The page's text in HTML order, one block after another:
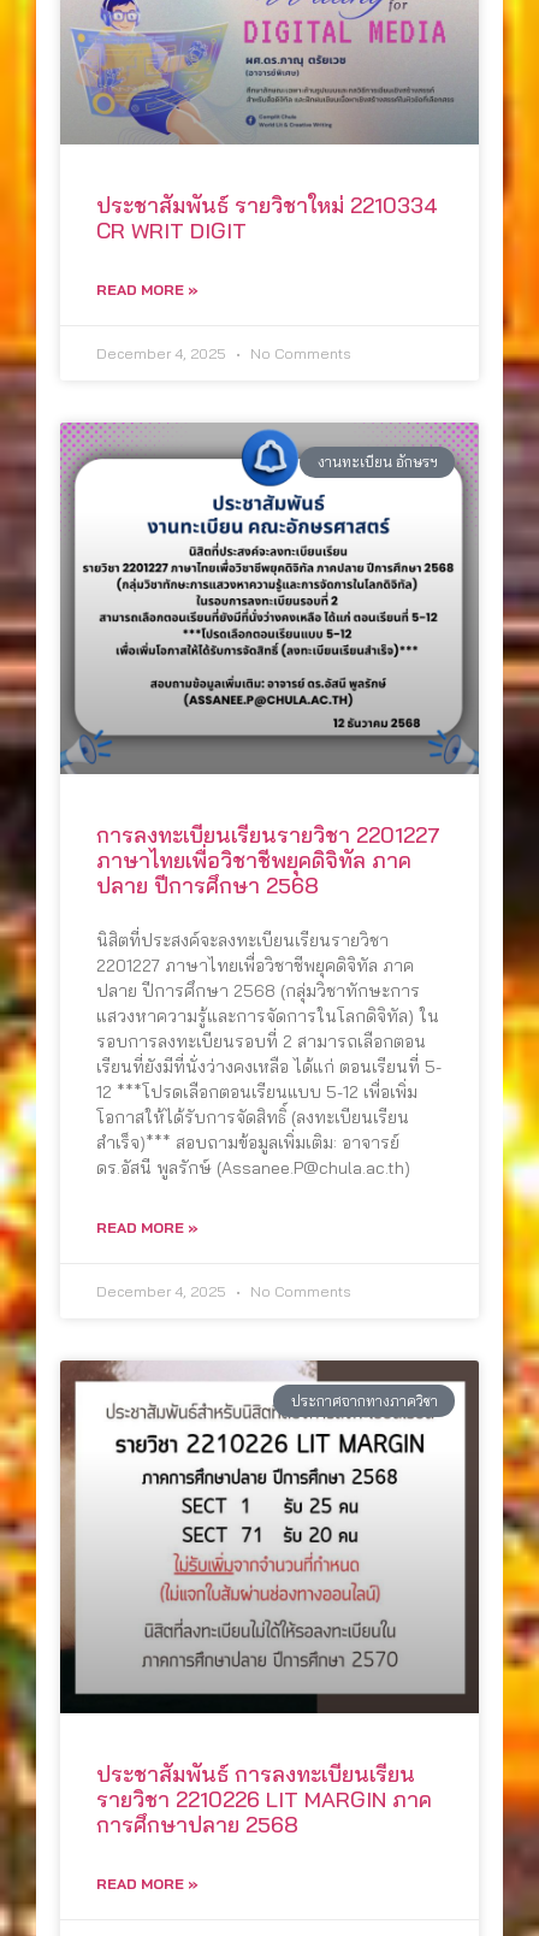
ประชาสัมพันธ์ รายวิชาใหม่ 2210334
CR WRIT DIGIT
READ MORE »
December 4, 2025 No Comments
งานทะเบียน อักษรฯ
การลงทะเบียนเรียนรายวิชา 2201227
ภาษาไทยเพื่อวิชาชีพยุคดิจิทัล ภาค
ปลาย ปีการศึกษา 2568
นิสิตที่ประสงค์จะลงทะเบียนเรียนรายวิชา
2201227 ภาษาไทยเพื่อวิชาชีพยุคดิจิทัล ภาค
ปลาย ปีการศึกษา 2568 (กลุ่มวิชาทักษะการ
แสวงหาความรู้และการจัดการในโลกดิจิทัล) ใน
รอบการลงทะเบียนรอบที่ 2 สามารถเลือกตอน
เรียนที่ยังมีที่นั่งว่างคงเหลือ ได้แก่ ตอนเรียนที่ 5-
12 ***โปรดเลือกตอนเรียนแบบ 5-12 เพื่อเพิ่ม
โอกาสให้ได้รับการจัดสิทธิ์ (ลงทะเบียนเรียน
สำเร็จ)*** สอบถามข้อมูลเพิ่มเติม: อาจารย์
ดร.อัสนี พูลรักษ์ (Assanee.P@chula.ac.th)
READ MORE »
December 4, 2025 No Comments
ประกาศจากทางภาควิชา
ประชาสัมพันธ์ การลงทะเบียนเรียน
รายวิชา 2210226 LIT MARGIN ภาค
การศึกษาปลาย 2568
READ MORE »